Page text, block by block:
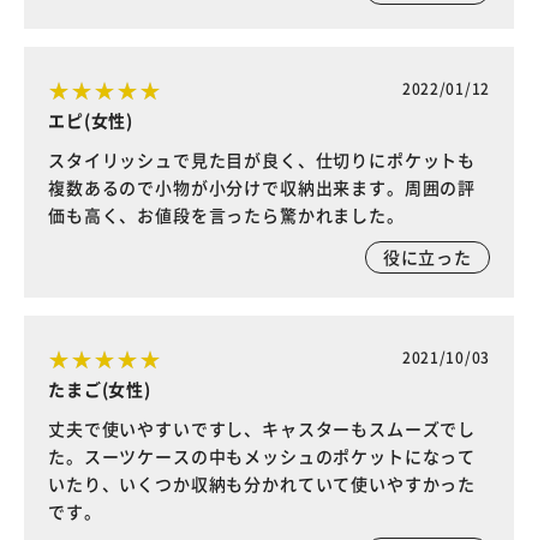
2022/01/12
エピ(女性)
スタイリッシュで見た目が良く、仕切りにポケットも
複数あるので小物が小分けで収納出来ます。周囲の評
価も高く、お値段を言ったら驚かれました。
役に立った
2021/10/03
たまご(女性)
丈夫で使いやすいですし、キャスターもスムーズでし
た。スーツケースの中もメッシュのポケットになって
いたり、いくつか収納も分かれていて使いやすかった
です。